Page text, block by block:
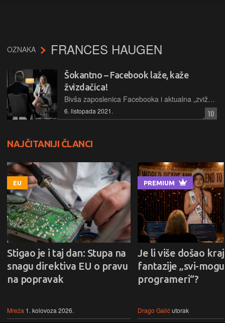
OZNAKA FRANCES HAUGEN
Šokantno – Facebook laže, kaže
žvizdačica!
Bivša zaposlenica Facebooka i aktualna „zviždačica“ Frances Haugen podnijela je prijavu američkom SEC-u o Facebookovim lažiranim podacima koje daje svojim oglašivačima i ulagačima. Facebook sve niječe
6. listopada 2021. 10
NAJČITANIJI ČLANCI
EU
Stigao je i taj dan: Stupa na
snagu direktiva EU o pravu
na popravak
Mreža 1. kolovoza 2026.
PREMIUM
Je li više došao kraj
fantazije „svi-
programeri“?
Drago Galićutorak